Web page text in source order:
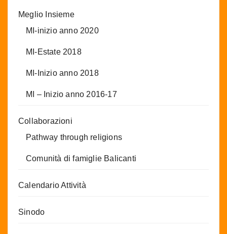
Meglio Insieme
MI-inizio anno 2020
MI-Estate 2018
MI-Inizio anno 2018
MI – Inizio anno 2016-17
Collaborazioni
Pathway through religions
Comunità di famiglie Balicanti
Calendario Attività
Sinodo